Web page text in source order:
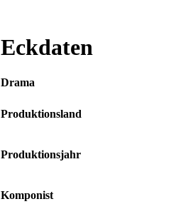
Eckdaten
Drama
Produktionsland
Produktionsjahr
Komponist